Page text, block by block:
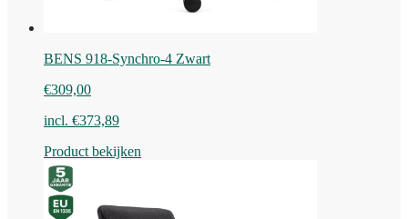
BENS 918-Synchro-4 Zwart
€309,00
incl. €373,89
Product bekijken